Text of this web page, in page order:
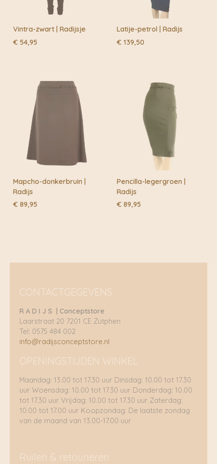
Vintra-zwart | Radijsje
€ 54,95
Latije-petrol | Radijs
€ 139,50
Mapcho-donkerbruin |
Radijs
€ 89,95
Pencilla-legergroen |
Radijs
€ 89,95
CONTACTGEGEVENS
R A D I J S | Conceptstore
Laarstraat 20 7201 CE Zutphen
Tel: 0575 484 002
info@radijsconceptstore.nl
OPENINGSTIJDEN WINKEL
Maandag: 13.00 tot 17.30 uur Dinsdag: 10.00 tot 17.30
uur Woensdag: 10.00 tot 17.30 uur Donderdag: 10.00
tot 17.30 uur Vrijdag: 10.00 tot 17.30 uur Zaterdag:
10.00 tot 17.00 uur Koopzondag: De laatste zondag
van de maand van 13.00-17.00 uur
Ruilen & retouneren